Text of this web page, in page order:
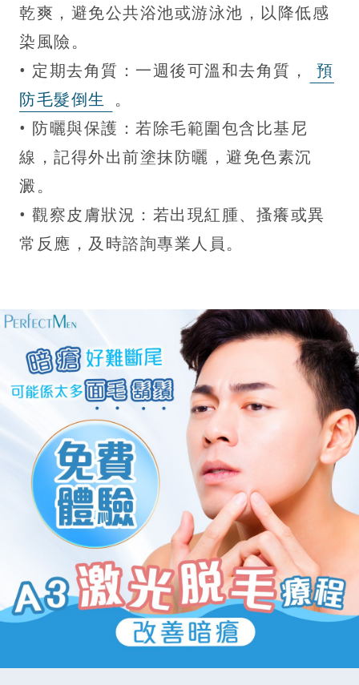
乾爽，避免公共浴池或游泳池，以降低感
染風險。
• 定期去角質：一週後可溫和去角質，
預
防毛髮倒生
。
• 防曬與保護：若除毛範圍包含比基尼
線，記得外出前塗抹防曬，避免色素沉
澱。
• 觀察皮膚狀況：若出現紅腫、搔癢或異
常反應，及時諮詢專業人員。